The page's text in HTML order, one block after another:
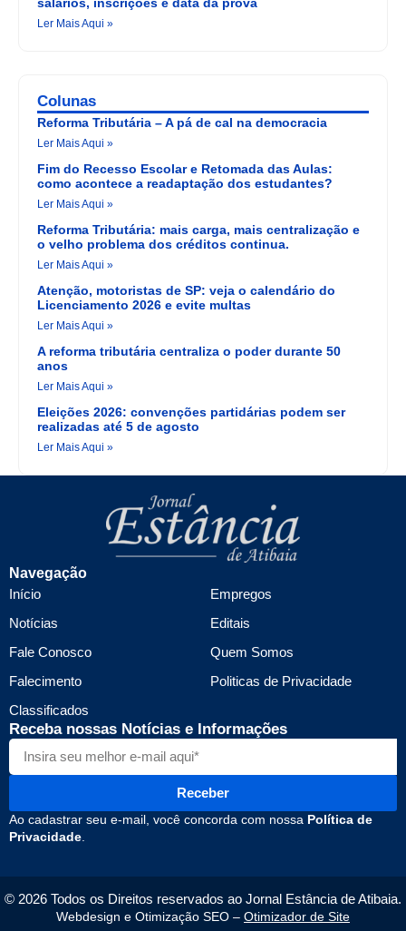
Ler Mais Aqui »
Colunas
Reforma Tributária – A pá de cal na democracia
Ler Mais Aqui »
Fim do Recesso Escolar e Retomada das Aulas:
como acontece a readaptação dos estudantes?
Ler Mais Aqui »
Reforma Tributária: mais carga, mais centralização e
o velho problema dos créditos continua.
Ler Mais Aqui »
Atenção, motoristas de SP: veja o calendário do
Licenciamento 2026 e evite multas
Ler Mais Aqui »
A reforma tributária centraliza o poder durante 50
anos
Ler Mais Aqui »
Eleições 2026: convenções partidárias podem ser
realizadas até 5 de agosto
Ler Mais Aqui »
Navegação
Início
Notícias
Fale Conosco
Falecimento
Classificados
Empregos
Editais
Quem Somos
Politicas de Privacidade
Receba nossas Notícias e Informações
Receber
Ao cadastrar seu e-mail, você concorda com nossa Política de
Privacidade
© 2026 Todos os Direitos reservados ao Jornal Estância de Atibaia.
Webdesign e Otimização SEO – Otimizador de Site